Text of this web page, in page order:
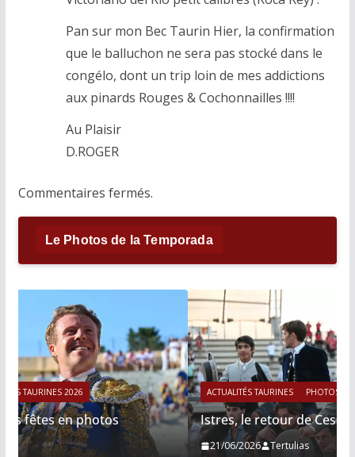
Pan sur mon Bec Taurin Hier, la confirmation
que le balluchon ne sera pas stocké dans le
congélo, dont un trip loin de mes addictions
aux pinards Rouges & Cochonnailles !!!!
Au Plaisir
D.ROGER
Commentaires fermés.
Le Photos de la Temporada
ACTUALITÉS TAURINES PHOTOS TAURINES 2026
Istres, le retour de Cesar Rincon en photos
21/06/2026 Tertulias